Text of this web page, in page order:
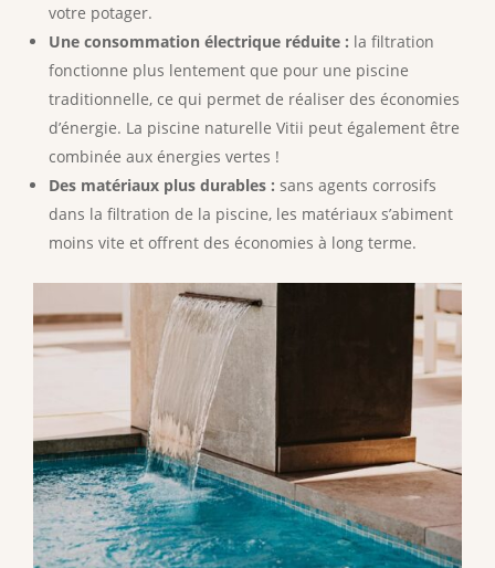
votre potager.
Une consommation électrique réduite : la filtration
fonctionne plus lentement que pour une piscine
traditionnelle, ce qui permet de réaliser des économies
d’énergie. La piscine naturelle Vitii peut également être
combinée aux énergies vertes !
Des matériaux plus durables : sans agents corrosifs
dans la filtration de la piscine, les matériaux s’abiment
moins vite et offrent des économies à long terme.